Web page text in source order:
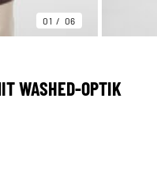
01 06
WASHED-OPTIK